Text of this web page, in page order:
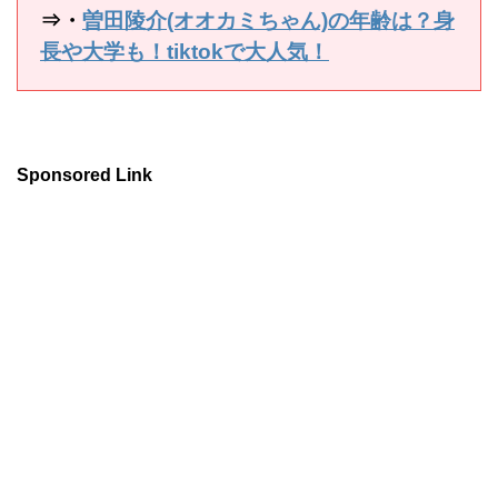
⇒・ 曽田陵介(オオカミちゃん)の年齢は？身
長や大学も！tiktokで大人気！
Sponsored Link